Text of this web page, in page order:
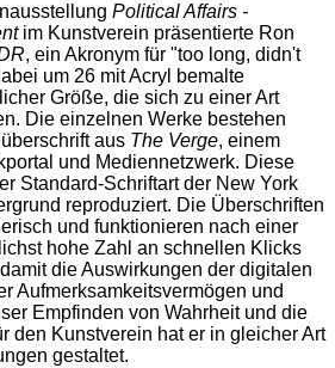
Political Affairs -
im Kunstverein präsentierte Ron
, ein Akronym für "too long, didn't
um 26 mit Acryl bemalte
Größe, die sich zu einer Art
Die einzelnen Werke bestehen
aus The Verge, einem
und Mediennetzwerk. Diese
Standard-Schriftart der New York
reproduziert. Die Überschriften
und funktionieren nach einer
hohe Zahl an schnellen Klicks
die Auswirkungen der digitalen
Aufmerksamkeitsvermögen und
Empfinden von Wahrheit und die
den Kunstverein hat er in gleicher Art
gestaltet.